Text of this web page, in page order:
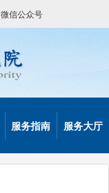
微信公众号
服务指南 服务大厅